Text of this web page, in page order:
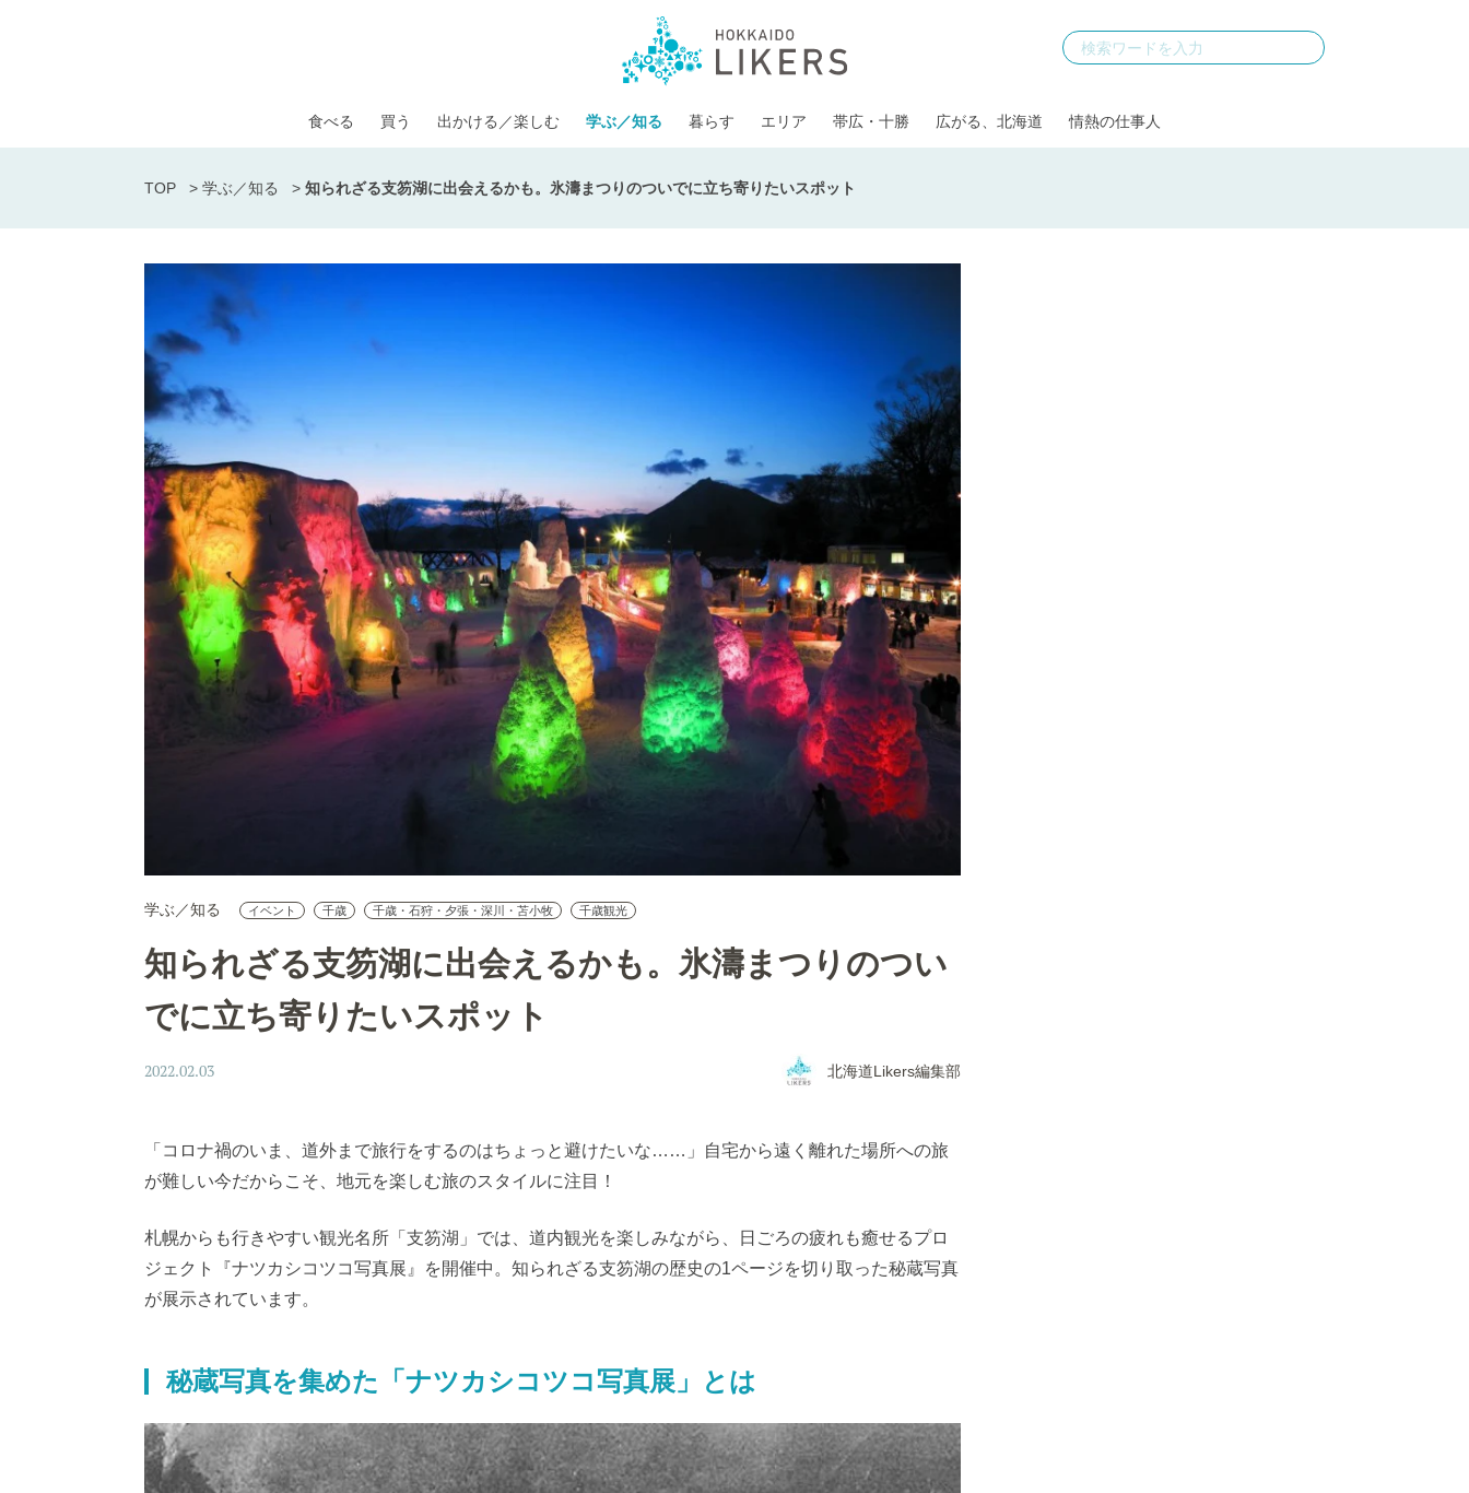
食べる 買う 出かける／楽しむ 学ぶ／知る 暮らす エリア 帯広・十勝 広がる、北海道 情熱の仕事人
TOP > 学ぶ／知る > 知られざる支笏湖に出会えるかも。氷濤まつりのついでに立ち寄りたいスポット
学ぶ／知る イベント 千歳 千歳・石狩・夕張・深川・苫小牧 千歳観光
知られざる支笏湖に出会えるかも。氷濤まつりのつい
でに立ち寄りたいスポット
2022.02.03 北海道Likers編集部
「コロナ禍のいま、道外まで旅行をするのはちょっと避けたいな……」自宅から遠く離れた場所への旅
が難しい今だからこそ、地元を楽しむ旅のスタイルに注目！
札幌からも行きやすい観光名所「支笏湖」では、道内観光を楽しみながら、日ごろの疲れも癒せるプロ
ジェクト『ナツカシコツコ写真展』を開催中。知られざる支笏湖の歴史の1ページを切り取った秘蔵写真
が展示されています。
秘蔵写真を集めた「ナツカシコツコ写真展」とは